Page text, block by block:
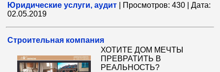
Юридические услуги, аудит
Просмотров: 430
Дата:
02.05.2019
Cтроительная компания
ХОТИТЕ ДОМ МЕЧТЫ
ПРЕВРАТИТЬ В
РЕАЛЬНОСТЬ?